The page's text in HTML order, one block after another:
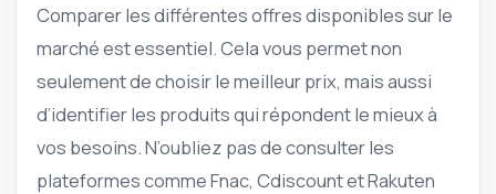
Comparer les différentes offres disponibles sur le
marché est essentiel. Cela vous permet non
seulement de choisir le meilleur prix, mais aussi
d’identifier les produits qui répondent le mieux à
vos besoins. N’oubliez pas de consulter les
plateformes comme Fnac, Cdiscount et Rakuten